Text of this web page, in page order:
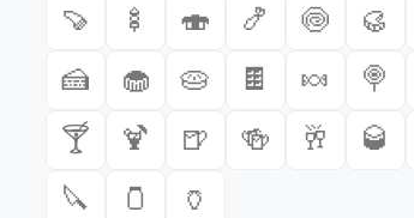
🍠
🍢 🍣 🍤 🍥 🥮
🍰
🧁 🥧 🍫 🍬 🍭
🍸
🍹 🍺 🍻 🥂 🥃
🔪
🫙 🏺